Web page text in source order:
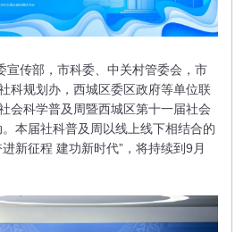
传部，市科委、中关村管委会，市
科规划办，西城区委区政府等单位联
会科学普及周暨西城区第十一届社会
本届社科普及周以线上线下相结合的
新征程 建功新时代”，将持续到9月